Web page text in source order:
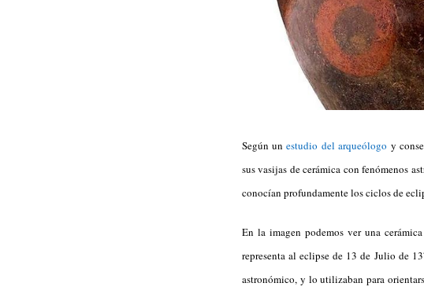
Según unestudio del arqueólogo y
sus vasijas de cerámica con fenómenos
conocían profundamente los ciclos de
En la imagen podemos ver una
representa al eclipse de 13 de Julio de
astronómico, y lo utilizaban para